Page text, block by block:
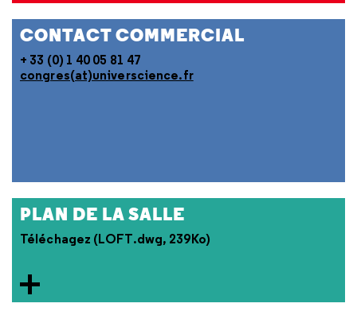
CONTACT COMMERCIAL
+ 33 (0) 1 40 05 81 47
congres(at)universcience.fr
PLAN DE LA SALLE
Téléchagez (LOFT.dwg, 239Ko)